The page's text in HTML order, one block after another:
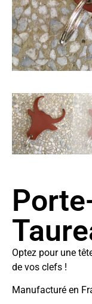
Optez pour une
de vos clefs !
Manufacturé en